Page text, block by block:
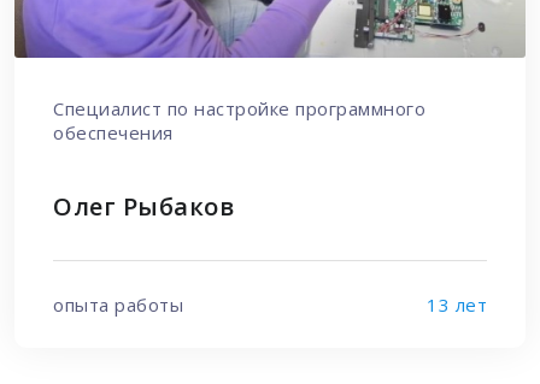
Специалист по настройке программного
обеспечения
Олег Рыбаков
опыта работы 13 лет